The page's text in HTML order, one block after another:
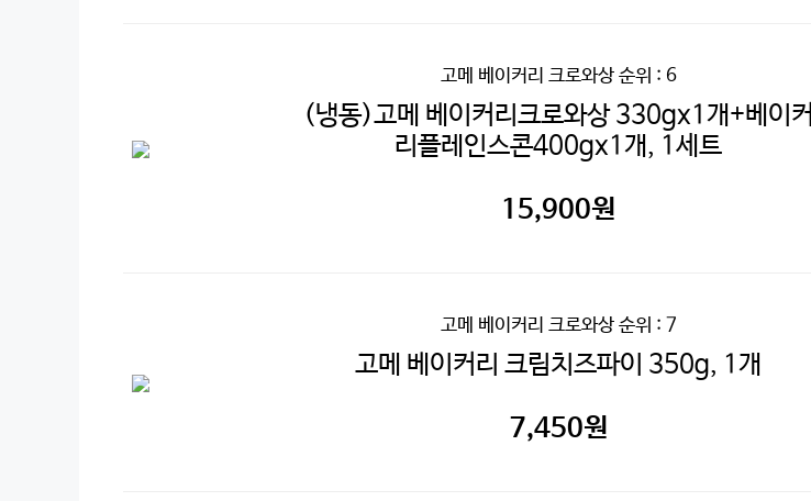
고메 베이커리 크로와상순위 : 6
(냉동)고메 베이커리크로와상 330gx1개+베이커
리플레인스콘400gx1개, 1세트
15,900원
고메 베이커리 크로와상순위 : 7
고메 베이커리 크림치즈파이 350g, 1개
7,450원